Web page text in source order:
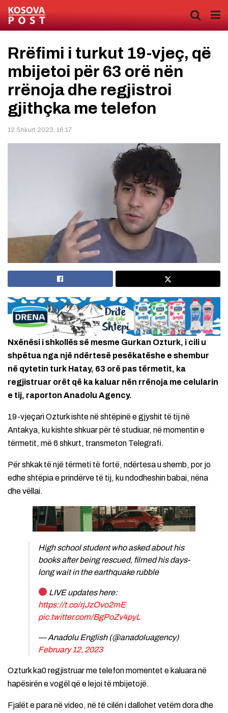
Rrëfimi i turkut 19-vjeç, që
mbijetoi për 63 orë nën
rrënoja dhe regjistroi
gjithçka me telefon
12 Shkurt 2023, 16:17
Nxënësi i shkollës së mesme Gurkan Ozturk, i cili u
shpëtua nga një ndërtesë pesëkatëshe e shembur
në qytetin turk Hatay, 63 orë pas tërmetit, ka
regjistruar orët që ka kaluar nën rrënoja me celularin
e tij, raporton Anadolu Agency.
19-vjeçari Ozturk ishte në shtëpinë e gjyshit të tij në
Antakya, ku kishte shkuar për të studiuar, në momentin e
tërmetit, më 6 shkurt, transmeton Telegrafi.
Për shkak të një tërmeti të fortë, ndërtesa u shemb, por jo
edhe shtëpia e prindërve të tij, ku ndodheshin babai, nëna
dhe vëllai.
High school student who asked about his
books after being rescued, filmed his days-
long wait in the earthquake rubble
LIVE updates here:
https://t.co/rjJzOvo2mE
pic.twitter.com/BgPoZv4pyL
— Anadolu English (@anadoluagency)
February 12, 2023
Ozturk ka0 regjistruar me telefon momentet e kaluara në
hapësirën e vogël që e lejoi të mbijetojë.
Fjalët e para në video, në të cilën i dallohet vetëm dora dhe